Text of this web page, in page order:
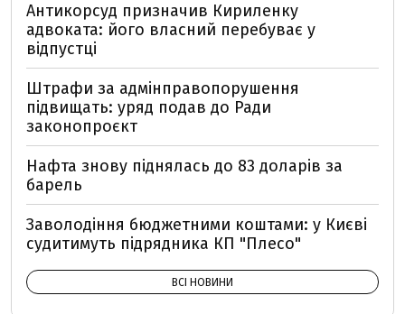
Антикорсуд призначив Кириленку
адвоката: його власний перебуває у
відпустці
Штрафи за адмінправопорушення
підвищать: уряд подав до Ради
законопроєкт
Нафта знову піднялась до 83 доларів за
барель
Заволодіння бюджетними коштами: у Києві
судитимуть підрядника КП "Плесо"
ВСІ НОВИНИ